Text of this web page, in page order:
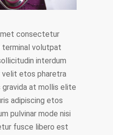
consectetur
terminal volutpat
interdum
velit etos pharetra
at mollis elite
adipiscing etos
pulvinar mode nisi
fusce libero est